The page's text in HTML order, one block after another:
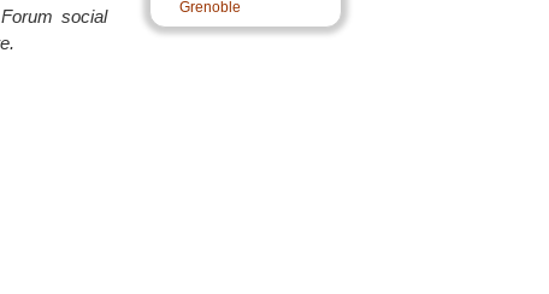
Grenoble
social